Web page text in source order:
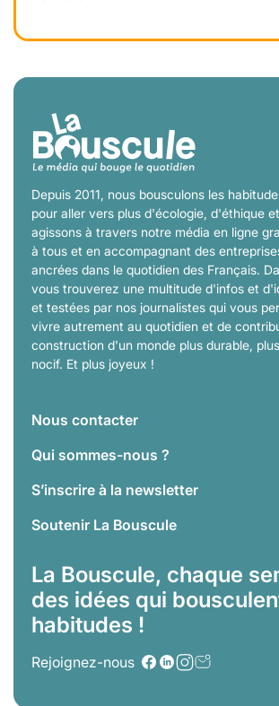
Depuis 2011, nous bousculons les
pour aller vers plus d'écologie, d'éthique
agissons à travers notre média en ligne
à tous et en accompagnant des
ancrées dans le quotidien des Français.
vous trouverez une multitude d'infos et
et testées par nos journalistes qui vous
vivre autrement au quotidien et de
construction d'un monde plus durable,
nocif. Et plus joyeux !
Nous contacter
Qui sommes-nous ?
S’inscrire à la newsletter
Soutenir La Bouscule
La Bouscule, chaque
des idées qui
habitudes !
Rejoignez-nous